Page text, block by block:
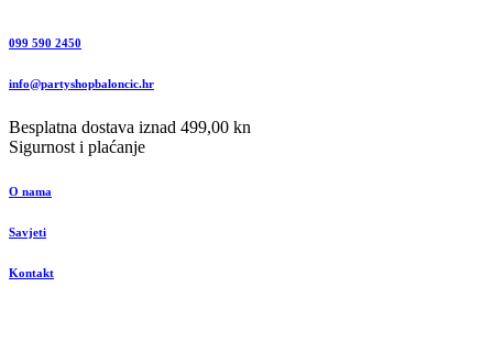
099 590 2450
info@partyshopbaloncic.hr
Besplatna dostava iznad 499,00 kn
Sigurnost i plaćanje
O nama
Savjeti
Kontakt